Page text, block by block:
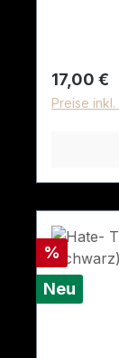
17,00 €
Preise
Rabatt
%
Neu